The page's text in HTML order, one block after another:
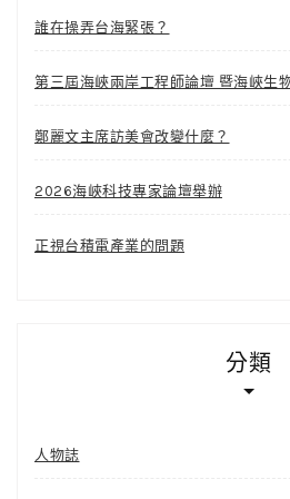
誰在操弄台海緊張？
第三屆海峽兩岸工程師論壇 暨海峽生
鄭麗文主席訪美會改變什麼？
2026海峽科技專家論壇舉辦
正視台積電產業的問題
分類
人物誌